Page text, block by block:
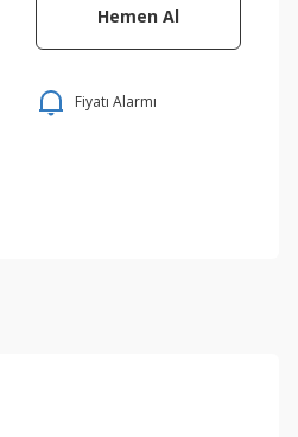
Hemen Al
Fiyatı Alarmı